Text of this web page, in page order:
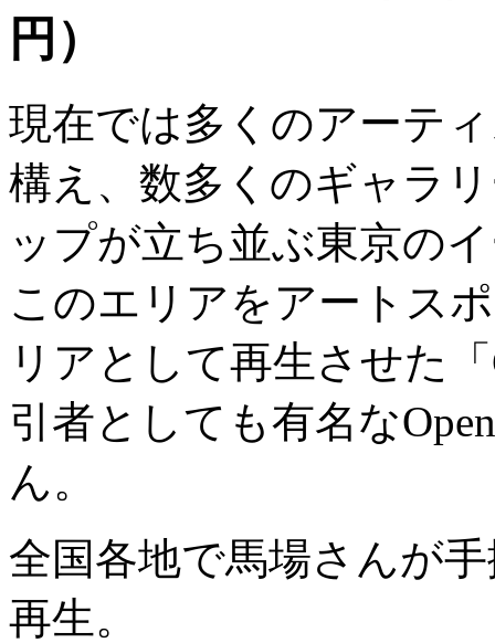
円）
現在では多くのアーテ
構え、数多くのギャラ
ップが立ち並ぶ東京の
このエリアをアートス
リアとして再生させた
引者としても有名な
ん。
全国各地で馬場さんが
再生。